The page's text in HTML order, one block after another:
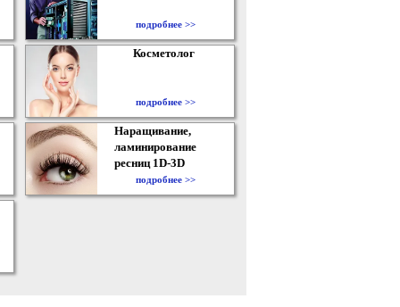
подробнее >>
Косметолог
подробнее >>
Наращивание,
ламинирование
ресниц 1D-3D
подробнее >>